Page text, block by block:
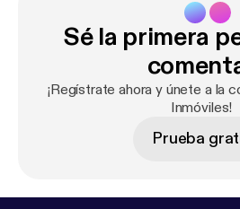
https://
Sé la primera
¡Regístrate ahora y únete a la
Inmóviles!
Prueba